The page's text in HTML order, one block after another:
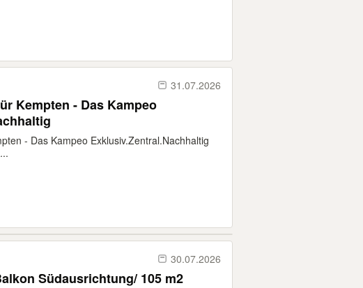
31.07.2026
Kempten - Das Kampeo
- Das Kampeo Exklusiv.Zentral.Nachhaltig
30.07.2026
Südausrichtung/ 105 m2